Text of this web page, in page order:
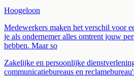
Hoogeloon
Medewerkers maken het verschil voor
je als ondernemer alles omtrent jouw
hebben. Maar so
Zakelijke en persoonlijke
communicatiebureaus en